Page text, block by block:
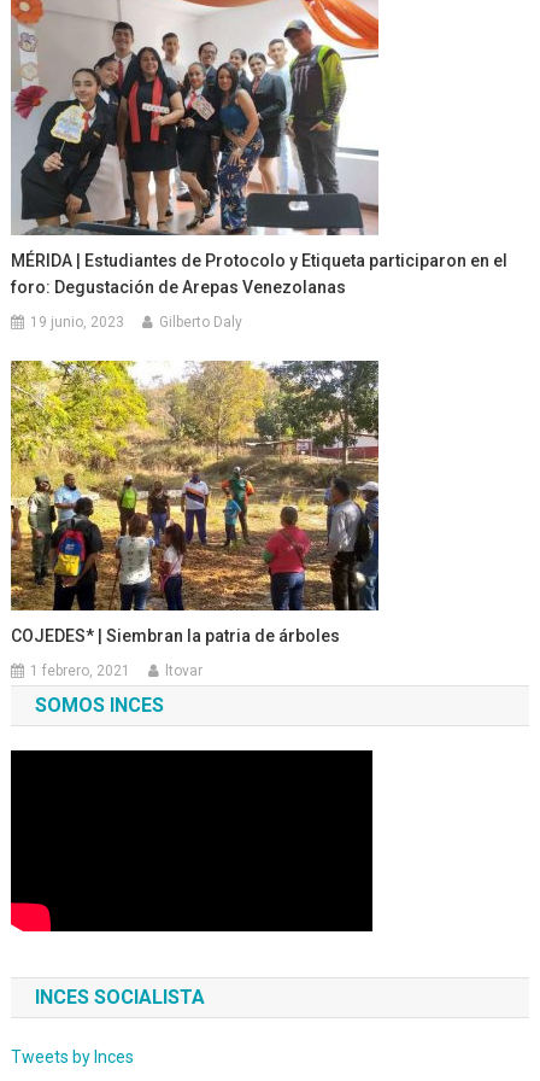
MÉRIDA | Estudiantes de Protocolo y Etiqueta participaron en el
foro: Degustación de Arepas Venezolanas
19 junio, 2023 Gilberto Daly
COJEDES* | Siembran la patria de árboles
1 febrero, 2021 ltovar
SOMOS INCES
INCES SOCIALISTA
Tweets by Inces